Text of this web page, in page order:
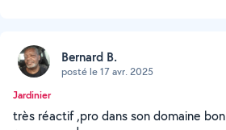
Bernard B.
posté le 17 avr. 2025
Jardinier
très réactif ,pro dans son domaine